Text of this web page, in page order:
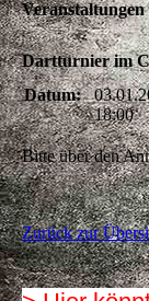
Dartturnier im
Datum:
18:00
Bitte über den
Zurück zur